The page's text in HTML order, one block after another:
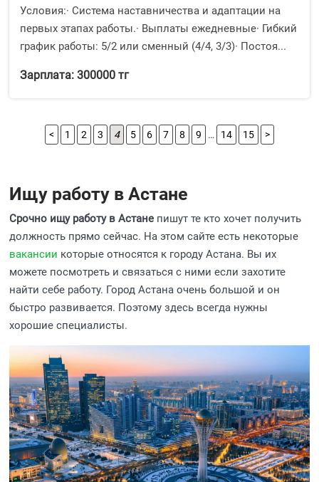
Условия:· Система наставничества и адаптации на
первых этапах работы.· Выплаты ежедневные· Гибкий
график работы: 5/2 или сменный (4/4, 3/3)· Постоя...
Зарплата: 300000 тг
< 1 2 3 4 5 6 7 8 9 … 14 15 >
Ищу работу в Астане
Срочно ищу работу в Астане пишут те кто хочет получить
должность прямо сейчас. На этом сайте есть некоторые
вакансии которые относятся к городу Астана. Вы их
можете посмотреть и связаться с ними если захотите
найти себе работу. Город Астана очень большой и он
быстро развивается. Поэтому здесь всегда нужны
хорошие специалисты.